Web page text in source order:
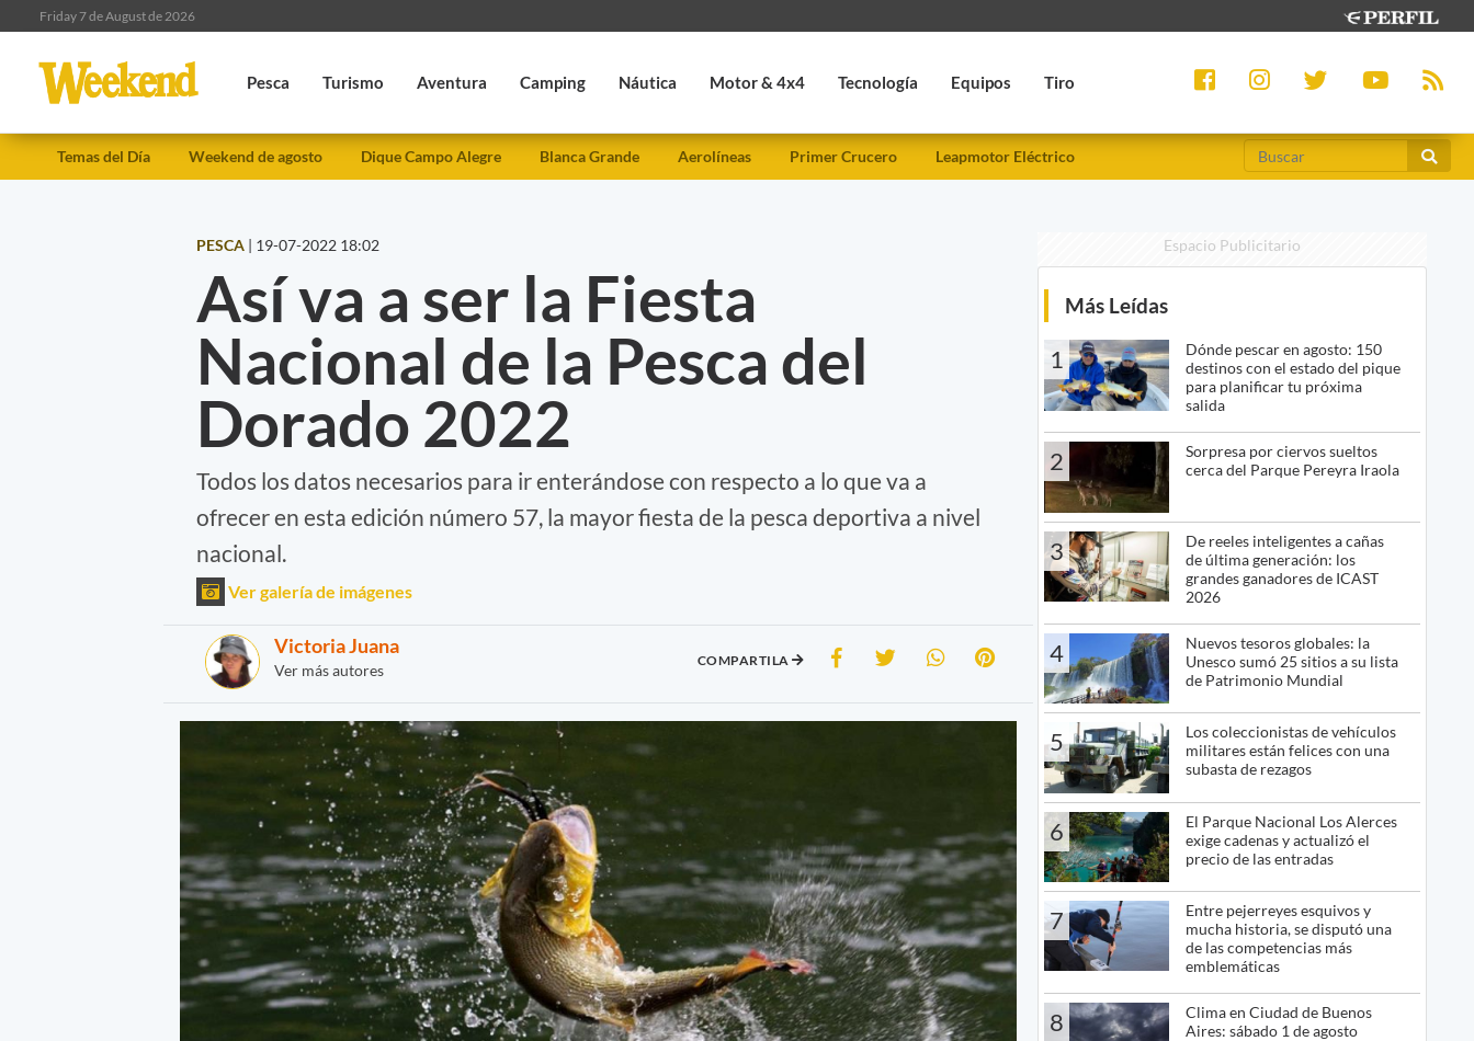
Friday 7 de August de 2026
Pesca Turismo Aventura Camping Náutica Motor & 4x4 Tecnología Equipos Tiro
Temas del Día Weekend de agosto Dique Campo Alegre Blanca Grande Aerolíneas Primer Crucero Leapmotor Eléctrico
PESCA | 19-07-2022 18:02
Así va a ser la Fiesta
Nacional de la Pesca del
Dorado 2022
Todos los datos necesarios para ir enterándose con respecto a lo que va a
ofrecer en esta edición número 57, la mayor fiesta de la pesca deportiva a nivel
nacional.
Ver galería de imágenes
Victoria Juana
Ver más autores
COMPARTILA
Espacio Publicitario
Más Leídas
1
Dónde pescar en agosto: 150
destinos con el estado del pique
para planificar tu próxima
salida
2
Sorpresa por ciervos sueltos
cerca del Parque Pereyra Iraola
3
De reeles inteligentes a cañas
de última generación: los
grandes ganadores de ICAST
2026
4
Nuevos tesoros globales: la
Unesco sumó 25 sitios a su lista
de Patrimonio Mundial
5
Los coleccionistas de vehículos
militares están felices con una
subasta de rezagos
6
El Parque Nacional Los Alerces
exige cadenas y actualizó el
precio de las entradas
7
Entre pejerreyes esquivos y
mucha historia, se disputó una
de las competencias más
emblemáticas
8
Clima en Ciudad de Buenos
Aires: sábado 1 de agosto